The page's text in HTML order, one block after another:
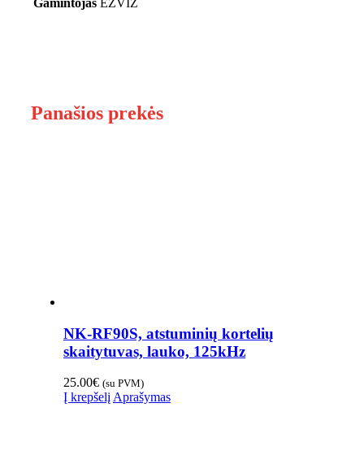
Panašios prekės
NK-RF90S, atstuminių kortelių
skaitytuvas, lauko, 125kHz
25.00€ (su PVM)
Į krepšelį Aprašymas